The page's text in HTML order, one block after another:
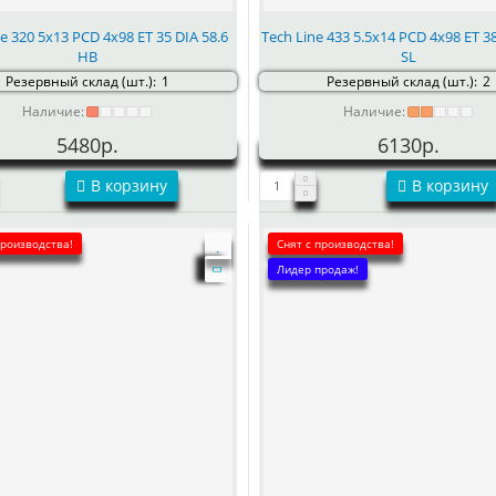
320 5x13 PCD 4x98 ET 35 DIA 58.6
HB
Резервный склад (шт.): 1
Наличие:
5480р.
В корзину
Tech Line 433 5.5x14 PCD 4x98 ET
SL
Резервный склад (шт.): 2
Наличие:
6130р.
В корзину
Снят с производства!
Лидер продаж!